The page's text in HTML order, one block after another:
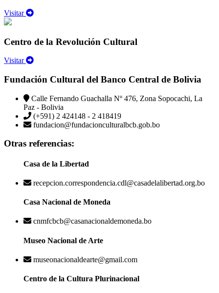
Visitar
Centro de la Revolución Cultural
Visitar
Fundación Cultural del Banco Central de Bolivia
Calle Fernando Guachalla Nº 476, Zona Sopocachi, La
Paz - Bolivia
(+591) 2 424148 - 2 418419
fundacion@fundacionculturalbcb.gob.bo
Otras referencias:
Casa de la Libertad
recepcion.correspondencia.cdl@casadelalibertad.org.bo
Casa Nacional de Moneda
cnmfcbcb@casanacionaldemoneda.bo
Museo Nacional de Arte
museonacionaldearte@gmail.com
Centro de la Cultura Plurinacional